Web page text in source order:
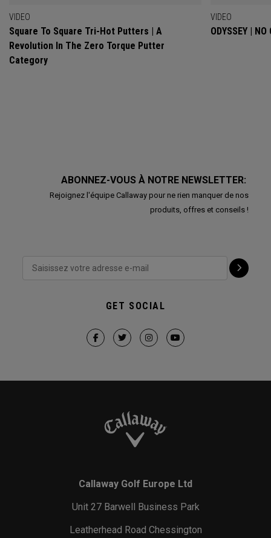
VIDEO
Square To Square Tri-Hot Putters | A
Revolution In The Zero Torque Putter
Category
VIDEO
ODYSSEY |
ABONNEZ-VOUS À NOTRE NEWSLETTER:
Rejoignez l'équipe Callaway pour ne rien manquer de nos
produits, offres et conseils !
GET SOCIAL
Callaway Golf Europe Ltd
Unit 27 Barwell Business Park
Leatherhead Road Chessington